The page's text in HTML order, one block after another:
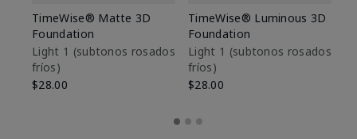
TimeWise® Matte 3D
Foundation
Light 1​ (subtonos rosados
fríos)
$28.00
TimeWise® Luminous 3D
Foundation
Light 1​ (subtonos rosados
fríos)
$28.00